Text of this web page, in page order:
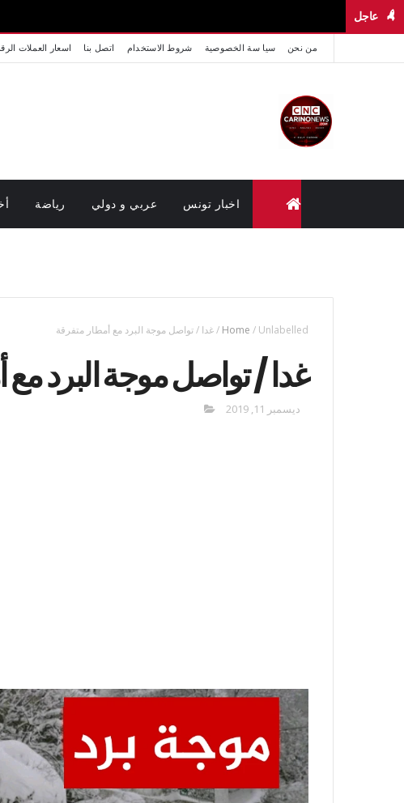
عاجل
من نحن سيا سة الخصوصية شروط الاستخدام اتصل بنا اسعار العملات
اخبار تونس عربي و دولي رياضة
Home / Unlabelled
/غدا / تواصل موجة البرد مع أمطار متفرقة
غدا / تواصل موجة البرد
ديسمبر 11, 2019